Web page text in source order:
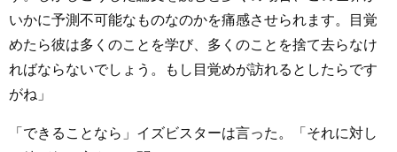
いかに予測不可能なものなのかを痛感させられます。目覚
めたら彼は多くのことを学び、多くのことを捨て去らなけ
ればならないでしょう。もし目覚めが訪れるとしたらです
がね」
「できることなら」イズビスターは言った。「それに対し